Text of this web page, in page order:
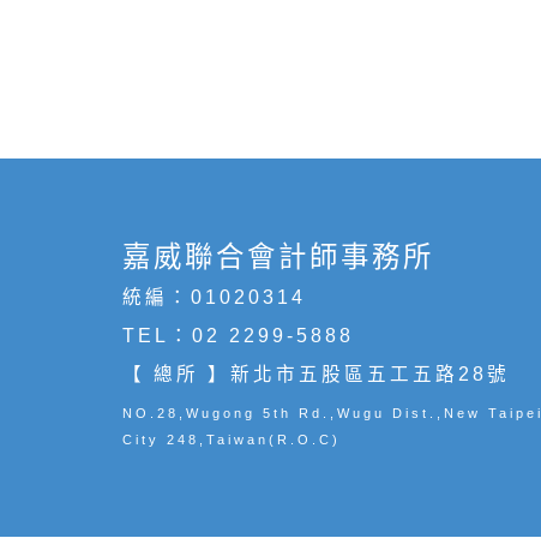
嘉威聯合會計師事務所
統編：01020314
TEL： 02 2299-5888
【 總所 】新北市五股區五工五路28號
NO.28,Wugong 5th Rd.,Wugu Dist.,New Taipei
City 248,Taiwan(R.O.C)